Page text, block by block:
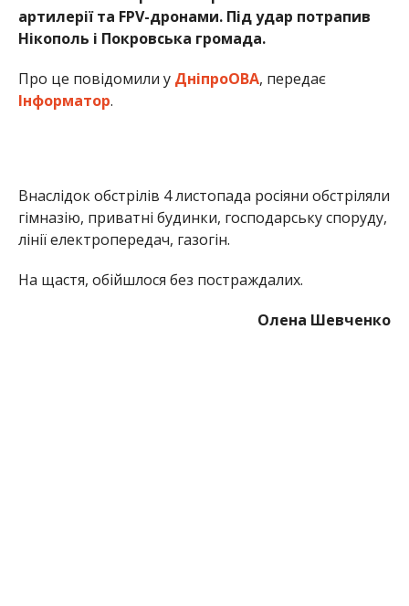
артилерії та FPV-дронами. Під удар потрапив
Нікополь і Покровська громада.
Про це повідомили у ДніпроОВА, передає
Інформатор.
Внаслідок обстрілів 4 листопада росіяни обстріляли
гімназію, приватні будинки, господарську споруду,
лінії електропередач, газогін.
На щастя, обійшлося без постраждалих.
Олена Шевченко